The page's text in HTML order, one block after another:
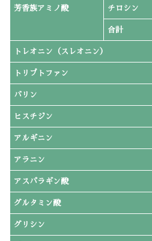
芳香族アミノ酸 チロシン
合計
トレオニン（スレオニン）
トリプトファン
バリン
ヒスチジン
アルギニン
アラニン
アスパラギン酸
グルタミン酸
グリシン